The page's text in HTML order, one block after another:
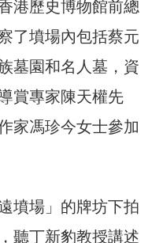
港歷史博物館前總
了墳場內包括蔡元
墓園和名人墓，資
賞專家陳天權先
家馮珍今女士參加
墳場」的牌坊下拍
聽丁新豹教授講述